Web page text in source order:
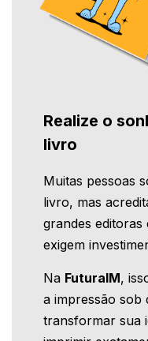
Realize o
livro
Muitas pessoas
livro, mas
grandes editoras
exigem
Na FuturaIM,
a impressão sob
transformar sua